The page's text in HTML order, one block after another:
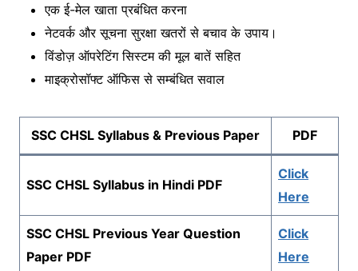
एक ई-मेल खाता प्रबंधित करना
नेटवर्क और सूचना सुरक्षा खतरों से बचाव के उपाय।
विंडोज़ ऑपरेटिंग सिस्टम की मूल बातें सहित
माइक्रोसॉफ्ट ऑफिस से सम्बंधित सवाल
SSC CHSL Syllabus & Previous Paper PDF
SSC CHSL Syllabus in Hindi PDF
Click
Here
SSC CHSL Previous Year Question
Paper PDF
Click
Here